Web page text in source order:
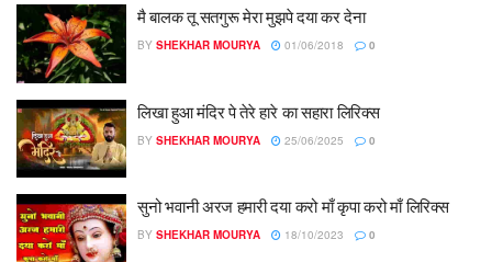
मै बालक तू सतगुरू मेरा मुझपे दया कर देना
BY SHEKHAR MOURYA 01/06/2018 0
लिखा हुआ मंदिर पे तेरे हारे का सहारा लिरिक्स
BY SHEKHAR MOURYA 25/06/2025 0
सुनो भवानी अरज हमारी दया करो माँ कृपा करो माँ लिरिक्स
BY SHEKHAR MOURYA 18/10/2023 0